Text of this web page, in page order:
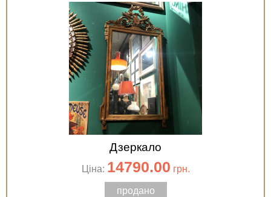
Дзеркало
Ціна: 14790.00 грн.
продано